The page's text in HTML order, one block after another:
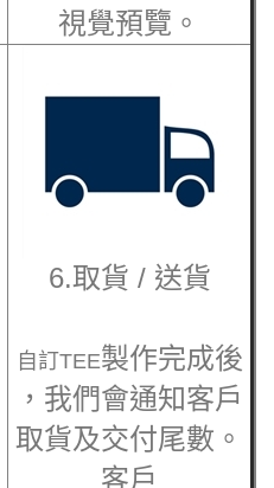
視覺預覽。
6.取貨 / 送貨
自訂TEE製作完成後
，我們會通知客戶
取貨及交付尾數。
客戶